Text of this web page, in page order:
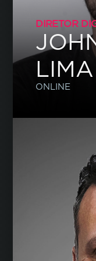
DIRETOR
LIMA
ONLINE